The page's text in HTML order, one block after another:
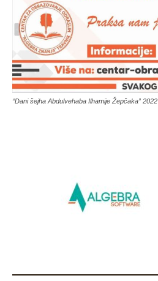
“Dani šejha Abdulvehaba Ilhamije Žepčaka” 2022